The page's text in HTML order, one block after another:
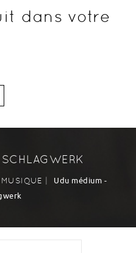
dans votre
MUSIQUE |
Udu médium -